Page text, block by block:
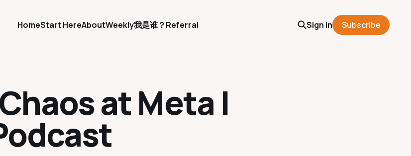
HomeStart HereAboutWeekly我是谁？Referral Sign in Subscribe
at Meta |